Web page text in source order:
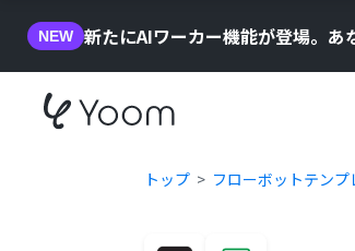
NEW 新たにAIワーカー機能が登場。あ
トップ フローボットテンプ